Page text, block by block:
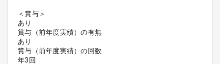
＜賞与＞
あり
賞与（前年度実績）の有無
あり
賞与（前年度実績）の回数
年3回